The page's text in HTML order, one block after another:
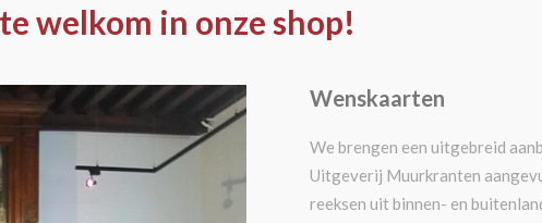
welkom in onze shop!
Wenskaarten
We brengen een uitgebreid
Uitgeverij Muurkranten
reeksen uit binnen- en